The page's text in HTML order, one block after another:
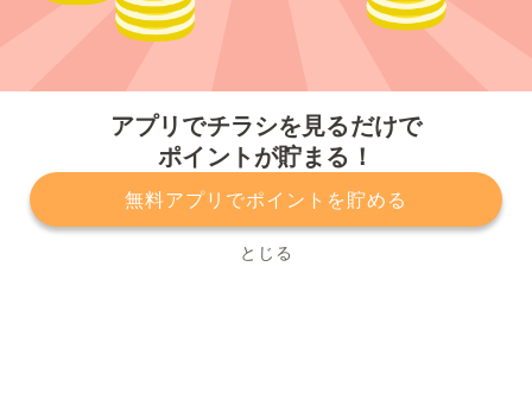
アプリでチラシを見るだけで
ポイントが貯まる！
無料アプリでポイントを貯める
とじる
プライバシーポリシー 利用規約
運営会社
サービスに関してのお問い合わせ